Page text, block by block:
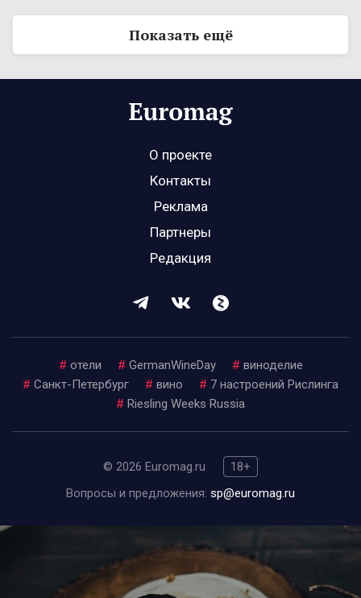
Показать ещё
О проекте
Контакты
Реклама
Партнеры
Редакция
# отели # GermanWineDay # виноделие
# Санкт-Петербург # вино # 7 настроений Рислинга
# Riesling Weeks Russia
© 2026 Euromag.ru
18+
Вопросы и предложения: sp@euromag.ru